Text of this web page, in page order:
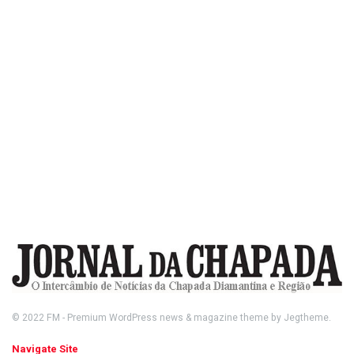
© 2022 FM - Premium WordPress news & magazine theme by Jegtheme.
Navigate Site